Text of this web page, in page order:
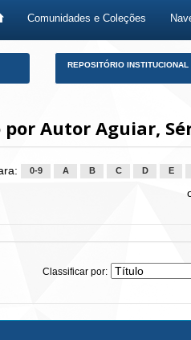
Comunidades e Coleções
REPOSITÓRIO INSTITUCIONAL
por Autor Aguiar,
0-9 A B C D E
Classificar por: